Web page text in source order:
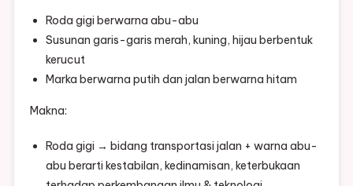
Roda gigi berwarna abu-abu
Susunan garis-garis merah, kuning, hijau berbentuk
kerucut
Marka berwarna putih dan jalan berwarna hitam
Makna:
Roda gigi → bidang transportasi jalan + warna abu-
abu berarti kestabilan, kedinamisan, keterbukaan